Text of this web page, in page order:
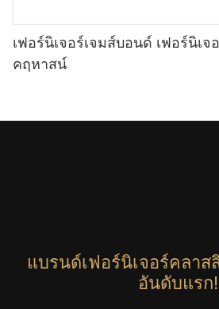
เฟอร์นิเจอร์เจมส์บอนด์ เฟอร์นิเ
คฤหาสน์
แบรนด์เฟอร์นิเจอร์คลาส
อันดับแรก!